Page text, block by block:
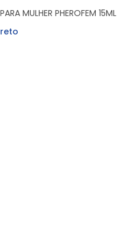
MULHER PHEROFEM 15ML